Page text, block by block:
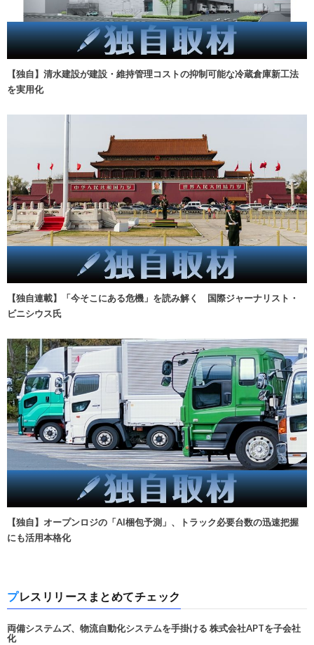
【独自】清水建設が建設・維持管理コストの抑制可能な冷蔵倉庫新工法
を実用化
【独自連載】「今そこにある危機」を読み解く 国際ジャーナリスト・
ビニシウス氏
【独自】オープンロジの「AI梱包予測」、トラック必要台数の迅速把握
にも活用本格化
プレスリリースまとめてチェック
両備システムズ、物流自動化システムを手掛ける 株式会社APTを子会社
化